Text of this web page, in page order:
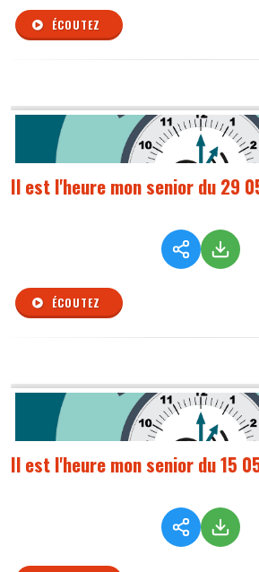
ÉCOUTEZ
Il est l'heure mon senior du 29
ÉCOUTEZ
Il est l'heure mon senior du 15